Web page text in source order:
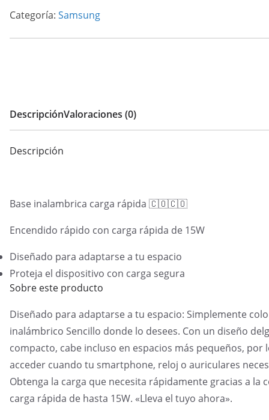
cantidad
Categoría: Samsung
DescripciónValoraciones (0)
Descripción
Base inalambrica carga rápida 🇨🇴🇨🇴
Encendido rápido con carga rápida de 15W
Diseñado para adaptarse a tu espacio
Proteja el dispositivo con carga segura
Sobre este producto
Diseñado para adaptarse a tu espacio: Simplemente
inalámbrico Sencillo donde lo desees. Con un diseño
compacto, cabe incluso en espacios más pequeños, por
acceder cuando tu smartphone, reloj o auriculares
Obtenga la carga que necesita rápidamente gracias a la
carga rápida de hasta 15W. «Lleva el tuyo ahora».